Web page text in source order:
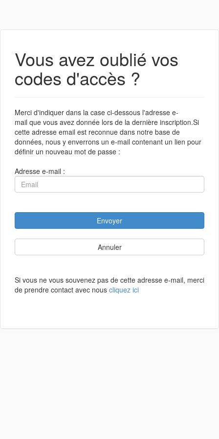
Vous avez oublié vos
codes d'accès ?
Merci d'indiquer dans la case ci-dessous l'adresse e-
mail que vous avez donnée lors de la dernière inscription.Si
cette adresse email est reconnue dans notre base de
données, nous y enverrons un e-mail contenant un lien pour
définir un nouveau mot de passe :
Adresse e-mail :
Envoyer
Annuler
Si vous ne vous souvenez pas de cette adresse e-mail, merci
de prendre contact avec nous cliquez ici